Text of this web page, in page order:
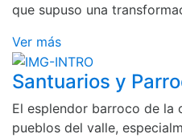
que supuso una
Ver más
Santuarios y
El esplendor barroco de
pueblos del valle,